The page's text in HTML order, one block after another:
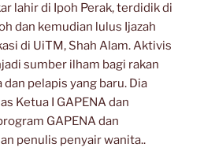
lahir di Ipoh Perak, terdidik di
dan kemudian lulus Ijazah
di UiTM, Shah Alam. Aktivis
sumber ilham bagi rakan
pelapis yang baru. Dia
Ketua I GAPENA dan
GAPENA dan
penulis penyair wanita..